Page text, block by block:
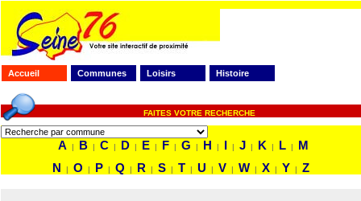
Accueil Communes Loisirs Histoire
FAITES VOTRE RECHERCHE
A | B | C | D | E | F | G | H | I | J | K | L |
M
N
| O | P | Q | R | S | T | U | V | W | X | Y | Z